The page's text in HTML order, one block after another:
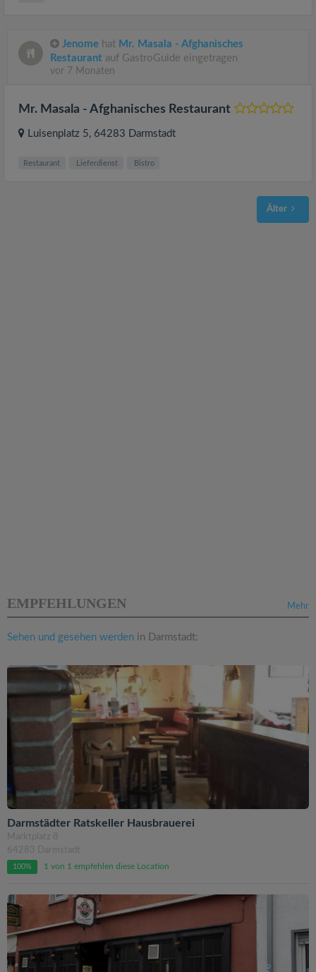
Jenome hat Mr. Masala - Afghanisches
Restaurant auf GastroGuide eingetragen
vor 7 Monaten
Mr. Masala - Afghanisches Restaurant
Luisenplatz 5, 64283 Darmstadt
Restaurant Lieferdienst Bistro
Älter
Mehr
EMPFEHLUNGEN
Sehen und gesehen werden in Darmstadt:
Darmstädter Ratskeller Hausbrauerei
Marktplatz 8
64283 Darmstadt
100% 1 von 1 empfehlen diese Location